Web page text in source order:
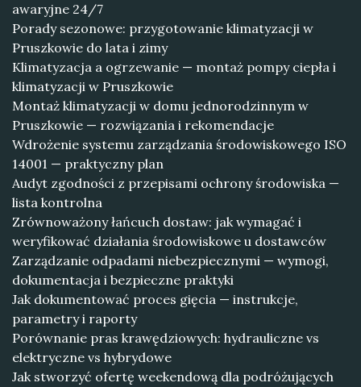
awaryjne 24/7
Porady sezonowe: przygotowanie klimatyzacji w
Pruszkowie do lata i zimy
Klimatyzacja a ogrzewanie — montaż pompy ciepła i
klimatyzacji w Pruszkowie
Montaż klimatyzacji w domu jednorodzinnym w
Pruszkowie — rozwiązania i rekomendacje
Wdrożenie systemu zarządzania środowiskowego ISO
14001 — praktyczny plan
Audyt zgodności z przepisami ochrony środowiska —
lista kontrolna
Zrównoważony łańcuch dostaw: jak wymagać i
weryfikować działania środowiskowe u dostawców
Zarządzanie odpadami niebezpiecznymi — wymogi,
dokumentacja i bezpieczne praktyki
Jak dokumentować proces gięcia — instrukcje,
parametry i raporty
Porównanie pras krawędziowych: hydrauliczne vs
elektryczne vs hybrydowe
Jak stworzyć ofertę weekendową dla podróżujących